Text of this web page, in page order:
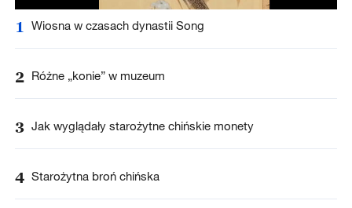
1 Wiosna w czasach dynastii Song
2 Różne „konie” w muzeum
3 Jak wyglądały starożytne chińskie monety
4 Starożytna broń chińska